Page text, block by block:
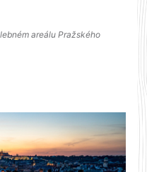
areálu Pražského